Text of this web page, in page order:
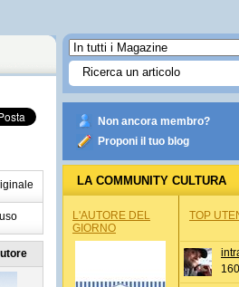
Non ancora membro?
Proponi il tuo blog
LA COMMUNITY CULTURA
L'AUTORE DEL
GIORNO
TOP